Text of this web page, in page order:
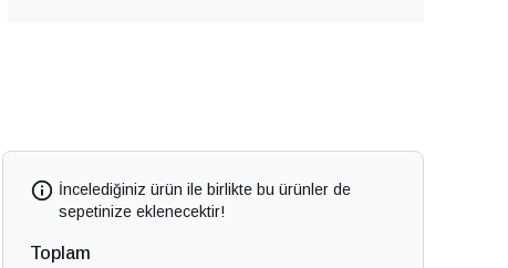
İncelediğiniz ürün ile birlikte bu ürünler de
sepetinize eklenecektir!
Toplam